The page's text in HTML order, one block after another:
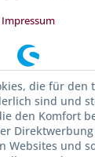
Impressum
die für den
sind und
den Komfort
Websites und